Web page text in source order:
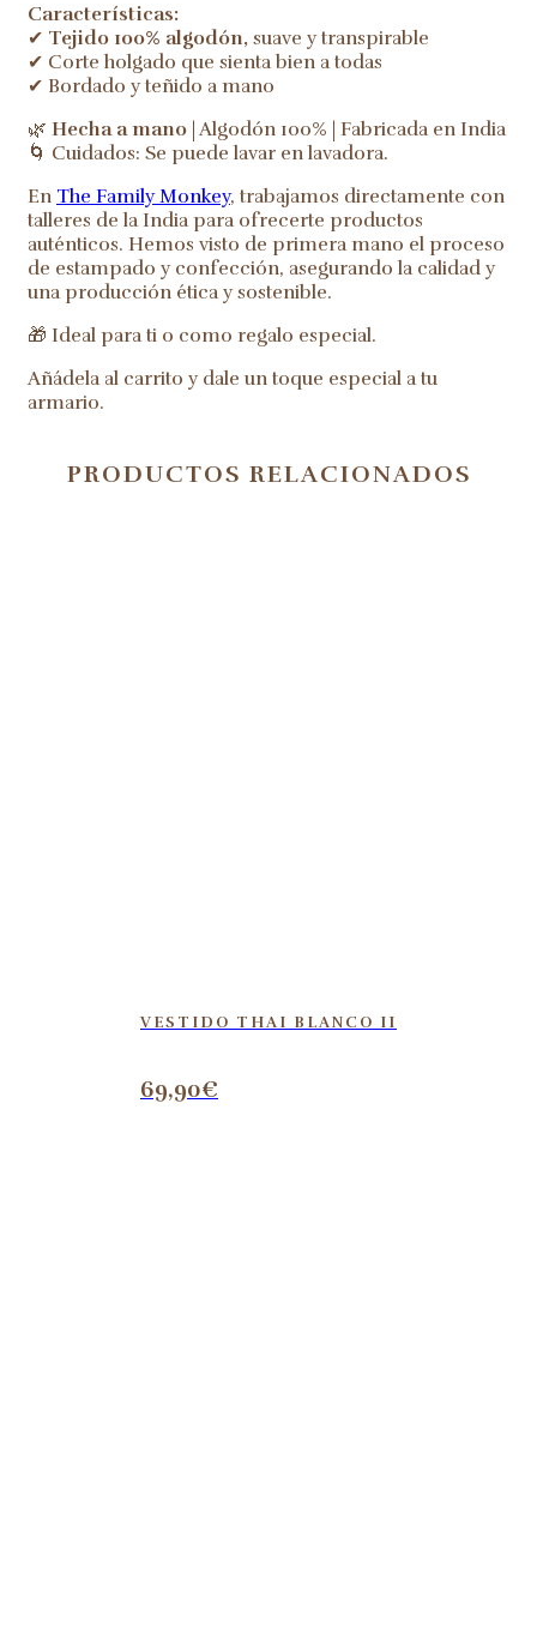
Características:
✔ Tejido 100% algodón, suave y transpirable
✔ Corte holgado que sienta bien a todas
✔ Bordado y teñido a mano
🌿 Hecha a mano | Algodón 100% | Fabricada en India
🌀 Cuidados: Se puede lavar en lavadora.
En The Family Monkey, trabajamos directamente con
talleres de la India para ofrecerte productos
auténticos. Hemos visto de primera mano el proceso
de estampado y confección, asegurando la calidad y
una producción ética y sostenible.
🎁 Ideal para ti o como regalo especial.
Añádela al carrito y dale un toque especial a tu
armario.
PRODUCTOS RELACIONADOS
VESTIDO THAI BLANCO II
69,90€